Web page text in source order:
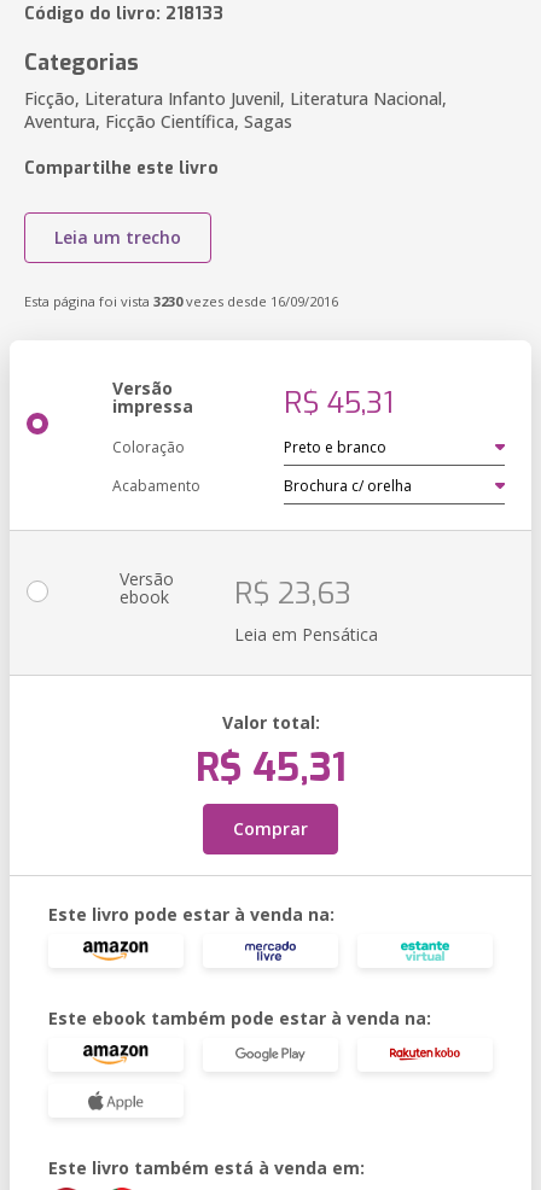
Código do livro: 218133
Categorias
Ficção, Literatura Infanto Juvenil, Literatura Nacional,
Aventura, Ficção Científica, Sagas
Compartilhe este livro
Leia um trecho
Esta página foi vista 3230vezes desde 16/09/2016
Versão
impressa R$ 45,31
Coloração
Acabamento
Versão
ebook R$ 23,63
Leia em Pensática
Valor total:
R$ 45,31
Comprar
Este livro pode estar à venda na:
Este ebook também pode estar à venda na:
Este livro também está à venda em: